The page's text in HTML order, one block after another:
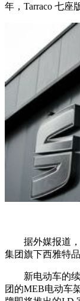
年，Tarraco 七座
据外媒报道
集团旗下西雅特
新电动车的
团的MEB电动车